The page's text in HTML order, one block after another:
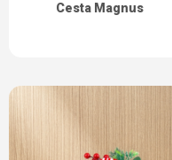
Cesta Magnus